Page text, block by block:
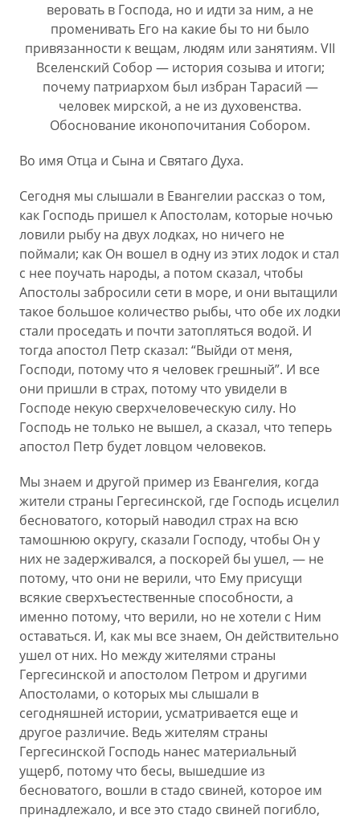
веровать в Господа, но и идти за ним, а не
променивать Его на какие бы то ни было
привязанности к вещам, людям или занятиям. VII
Вселенский Собор — история созыва и итоги;
почему патриархом был избран Тарасий —
человек мирской, а не из духовенства.
Обоснование иконопочитания Собором.
Во имя Отца и Сына и Святаго Духа.
Сегодня мы слышали в Евангелии рассказ о том,
как Господь пришел к Апостолам, которые ночью
ловили рыбу на двух лодках, но ничего не
поймали; как Он вошел в одну из этих лодок и стал
с нее поучать народы, а потом сказал, чтобы
Апостолы забросили сети в море, и они вытащили
такое большое количество рыбы, что обе их лодки
стали проседать и почти затопляться водой. И
тогда апостол Петр сказал: “Выйди от меня,
Господи, потому что я человек грешный”. И все
они пришли в страх, потому что увидели в
Господе некую сверхчеловеческую силу. Но
Господь не только не вышел, а сказал, что теперь
апостол Петр будет ловцом человеков.
Мы знаем и другой пример из Евангелия, когда
жители страны Гергесинской, где Господь исцелил
бесноватого, который наводил страх на всю
тамошнюю округу, сказали Господу, чтобы Он у
них не задерживался, а поскорей бы ушел, — не
потому, что они не верили, что Ему присущи
всякие сверхъестественные способности, а
именно потому, что верили, но не хотели с Ним
оставаться. И, как мы все знаем, Он действительно
ушел от них. Но между жителями страны
Гергесинской и апостолом Петром и другими
Апостолами, о которых мы слышали в
сегодняшней истории, усматривается еще и
другое различие. Ведь жителям страны
Гергесинской Господь нанес материальный
ущерб, потому что бесы, вышедшие из
бесноватого, вошли в стадо свиней, которое им
принадлежало, и все это стадо свиней погибло,